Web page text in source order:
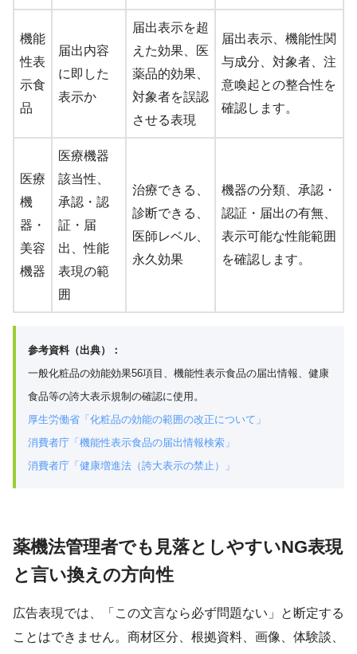
機能
性表
示食
品
届出内容
に即した
表示か
届出表示を超
えた効果、医
薬品的効果、
対象者を誤認
させる表現
届出表示、機能性関
与成分、対象者、注
意喚起との整合性を
確認します。
医療
機
器・
美容
機器
医療機器
該当性、
承認・認
証・届
出、性能
表現の範
囲
治療できる、
診断できる、
医師レベル、
永久効果
機器の分類、承認・
認証・届出の有無、
表示可能な性能範囲
を確認します。
参考資料（出典）：
一般化粧品の効能効果56項目、機能性表示食品の届出情報、健康
食品等の誇大表示規制の確認に使用。
厚生労働省「化粧品の効能の範囲の改正について」
消費者庁「機能性表示食品の届出情報検索」
消費者庁「健康増進法（誇大表示の禁止）」
薬機法管理者でも見落としやすいNG表現
と言い換えの方向性
広告表現では、「この文言なら必ず問題ない」と断定する
ことはできません。商材区分、根拠資料、画像、体験談、